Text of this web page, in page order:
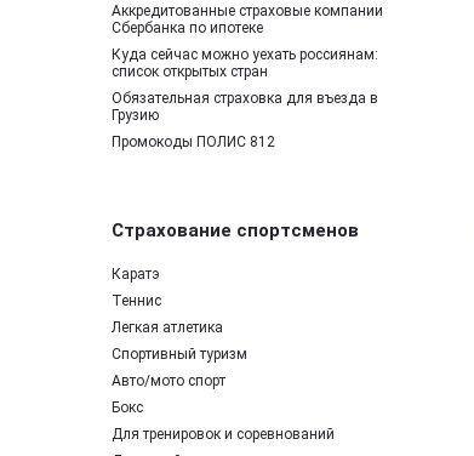
Аккредитованные страховые компании
Сбербанка по ипотеке
Куда сейчас можно уехать россиянам:
список открытых стран
Обязательная страховка для въезда в
Грузию
Промокоды ПОЛИС 812
Страхование спортсменов
Каратэ
Теннис
Легкая атлетика
Спортивный туризм
Авто/мото спорт
Бокс
Для тренировок и соревнований